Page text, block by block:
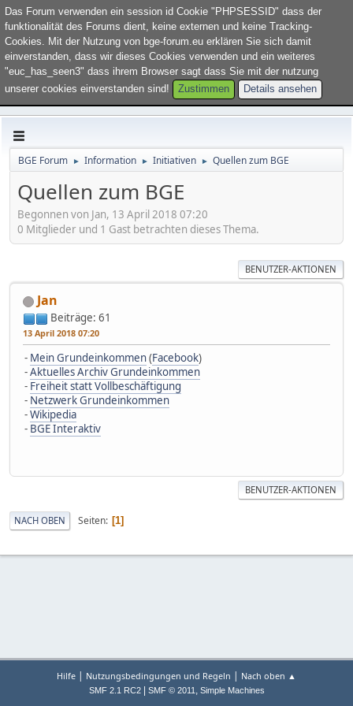
Das Forum verwenden ein session id Cookie "PHPSESSID" dass der
funktionalität des Forums dient, keine externen und keine Tracking-
Cookies. Mit der Nutzung von bge-forum.eu erklären Sie sich damit
einverstanden, dass wir dieses Cookies verwenden und ein weiteres
"euc_has_seen3" dass ihrem Browser sagt dass Sie mit der nutzung
unserer cookies einverstanden sind!
Zustimmen Details ansehen
Willkommen im Forum "BGE Forum". Bitteloggen Sie sich ein oder
registrieren Sie sich.
BGE Forum ► Information ► Initiativen ► Quellen zum BGE
Quellen zum BGE
Begonnen von Jan, 13 April 2018 07:20
0 Mitglieder und 1 Gast betrachten dieses Thema.
BENUTZER-AKTIONEN
Jan
Beiträge: 61
13 April 2018 07:20
- Mein Grundeinkommen(Facebook)
-Aktuelles Archiv Grundeinkommen
- Freiheit statt Vollbeschäftigung
- Netzwerk Grundeinkommen
-Wikipedia
- BGE Interaktiv
BENUTZER-AKTIONEN
NACH OBEN Seiten 1
Hilfe | Nutzungsbedingungen und Regeln | Nach oben ▲
SMF 2.1 RC2| SMF © 2011, Simple Machines